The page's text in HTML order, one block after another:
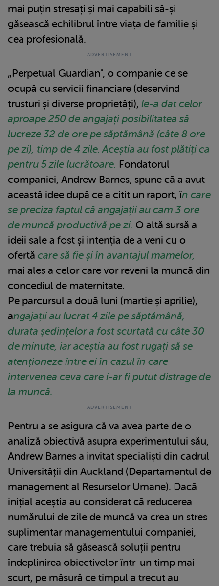
mai puțin stresați și mai capabili să-și
găsească echilibrul între viața de familie și
cea profesională.
„Perpetual Guardian", o companie ce se
ocupă cu servicii financiare (deservind
trusturi și diverse proprietăți), le-a dat celor
aproape 250 de angajați posibilitatea să
lucreze 32 de ore pe săptămână (câte 8 ore
pe zi), timp de 4 zile. Aceștia au fost plătiți ca
pentru 5 zile lucrătoare. Fondatorul
companiei, Andrew Barnes, spune că a avut
această idee după ce a citit un raport, în care
se preciza faptul că angajații au cam 3 ore
de muncă productivă pe zi. O altă sursă a
ideii sale a fost și intenția de a veni cu o
ofertă care să fie și în avantajul mamelor,
mai ales a celor care vor reveni la muncă din
concediul de maternitate.
Pe parcursul a două luni (martie și aprilie),
angajații au lucrat 4 zile pe săptămână,
durata ședințelor a fost scurtată cu câte 30
de minute, iar aceștia au fost rugați să se
atenționeze între ei în cazul în care
intervenea ceva care i-ar fi putut distrage de
la muncă.
Pentru a se asigura că va avea parte de o
analiză obiectivă asupra experimentului său,
Andrew Barnes a invitat specialiști din cadrul
Universității din Auckland (Departamentul de
management al Resurselor Umane). Dacă
inițial aceștia au considerat că reducerea
numărului de zile de muncă va crea un stres
suplimentar managementului companiei,
care trebuia să găsească soluții pentru
îndeplinirea obiectivelor într-un timp mai
scurt, pe măsură ce timpul a trecut au